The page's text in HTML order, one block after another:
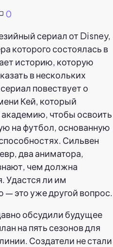
0
сериал от Disney,
которого состоялась в
историю, которую
в нескольких
повествует о
Кей, который
чтобы освоить
на футбол, основанную
Сильвен
два аниматора,
чем должна
Удастся ли им
— это уже другой вопрос.
обсудили будущее
на пять сезонов для
Создатели не стали